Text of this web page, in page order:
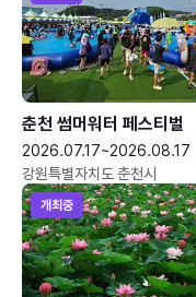
춘천 썸머워터 페스티벌
2026.07.17~2026.08.17
강원특별자치도 춘천시
개최중